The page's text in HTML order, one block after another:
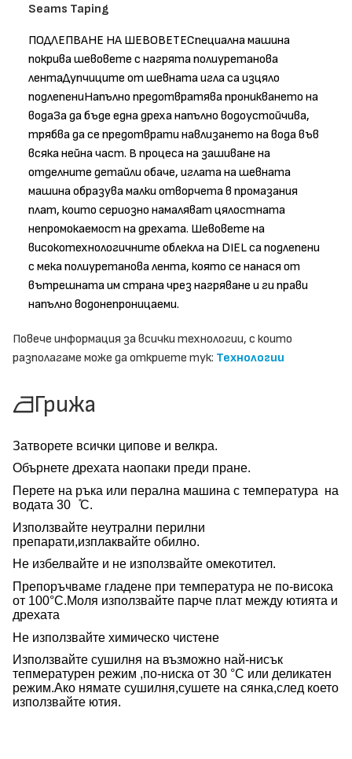
Seams Taping
ПОДЛЕПВАНЕ НА ШЕВОВЕТЕСпециална машина
покрива шевовете с нагрята полиуретанова
лентаДупчиците от шевната игла са изцяло
подлепениНапълно предотвратява проникването на
водаЗа да бъде една дреха напълно водоустойчива,
трябва да се предотврати навлизането на вода във
всяка нейна част. В процеса на зашиване на
отделните детайли обаче, иглата на шевната
машина образува малки отворчета в промазания
плат, които сериозно намаляват цялостната
непромокаемост на дрехата. Шевовете на
високотехнологичните облекла на DIEL са подлепени
с мека полиуретанова лента, която се нанася от
вътрешната им страна чрез нагряване и ги прави
напълно водонепроницаеми.
Повече информация за всички технологии, с които
разполагаме може да откриете тук: Технологии
Грижа
Затворете всички ципове и велкра.
Обърнете дрехата наопаки преди пране.
Перете на ръка или перална машина с температура на
водата 30 ̊С.
Използвайте неутрални перилни
препарати,изплаквайте обилно.
Не избелвайте и не използвайте омекотител.
Препоръчваме гладене при температура не по-висока
от 100°C.Моля използвайте парче плат между ютията и
дрехата
Не използвайте химическо чистене
Използвайте сушилня на възможно най-нисък
тепмературен режим ,по-ниска от 30 °C или деликатен
режим.Ако нямате сушилня,сушете на сянка,след което
използвайте ютия.